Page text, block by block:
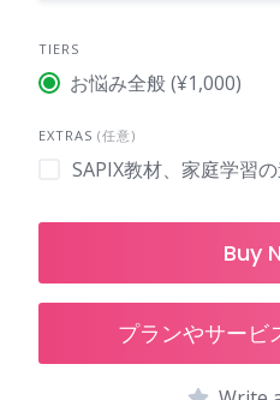
TIERS
お悩み全般 (¥1,000)
EXTRAS (任意)
SAPIX教材、家庭学習
Buy
プランやサービ